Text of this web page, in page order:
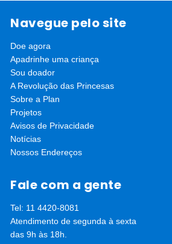
Escola de Saúde Pública Johns
combina programas de âmbito local,
do álcool, sedentarismo, dietas pouco
poluição do ar, que podem levar a
Desde 2010, a Plan International
Colômbia, Egito, Índia, Indonésia,
Unido, Tailândia, Vietnã e Zâmbia.
Navegue pelo site
Doe agora
Apadrinhe uma criança
Sou doador
A Revolução das Princesas
Sobre a Plan
Projetos
Avisos de Privacidade
Notícias
Nossos Endereços
Fale com a gente
Tel: 11 4420-8081
Atendimento de segunda à sexta
das 9h às 18h.